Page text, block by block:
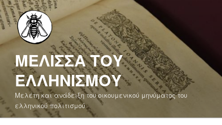
Μετάβαση
στο
περιεχόμενο
ΜΕΛΙΣΣΑ ΤΟΥ
ΕΛΛΗΝΙΣΜΟΥ
Μελέτη και ανάδειξη του οικουμενικού μηνύματος του
ελληνικού πολιτισμού